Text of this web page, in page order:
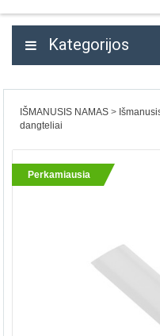
Kategorijos
IŠMANUSIS NAMAS
dangteliai
Perkamiausia